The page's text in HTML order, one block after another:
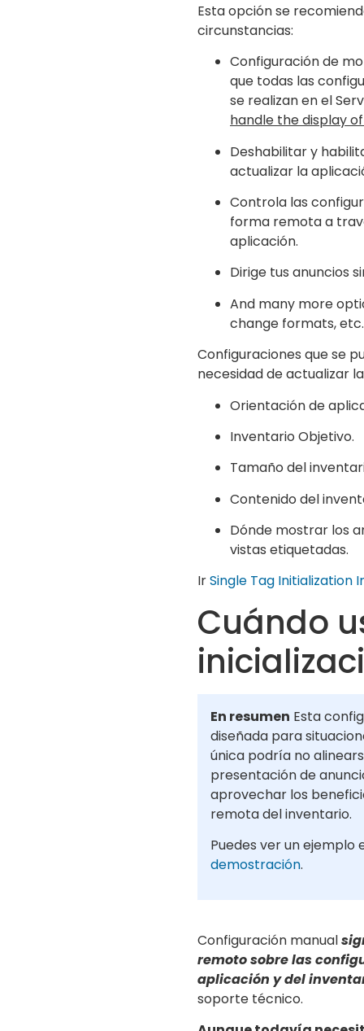
Esta opción se
circunstancias:
Configuración de
que todas las
se realizan en el
handle the display
Deshabilitar y
actualizar la
Controla las
forma remota a
aplicación.
Dirige tus anuncios
And many more
change formats, etc.
Configuraciones que se
necesidad de actualizar
Orientación de
Inventario Objetivo.
Tamaño del
Contenido del
Dónde mostrar los
vistas etiquetadas.
IrSingle Tag
Cuándo
En resumen Esta
diseñada para
única podría no
presentación de
aprovechar los
remota del inventario.
Puedes ver un ejemplo
demostración.
Configuración manual
remoto sobre las
aplicación y del
soporte técnico.